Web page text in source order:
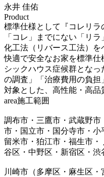
永井 佳佑
Product
標準仕様として『コレリラ
「コレ」までにない「リ
化工法（リバース工法）を
快適で安全なお家を標準仕
シックハウス症候群とな
の調査」「治療費用の負
対象とした、高性能・高品
area施工範囲
調布市・三鷹市・武蔵野
市・国立市・国分寺市・小
留米市・狛江市・福生市・
谷区・中野区・新宿区・
川崎市（多摩区・麻生区